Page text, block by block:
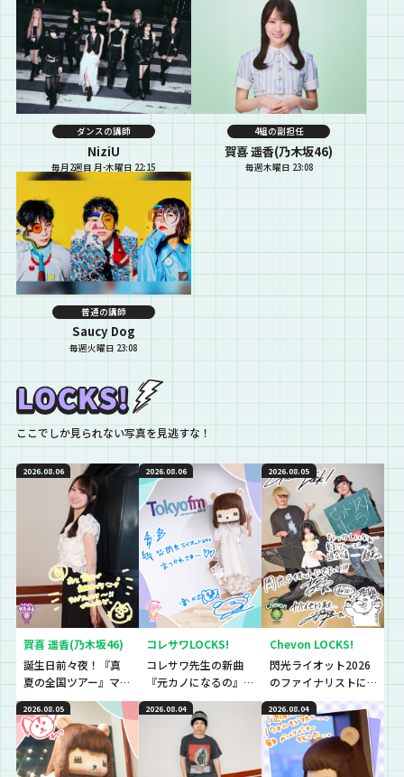
ダンスの講師
NiziU
毎月2週目 月-木曜日 22:15
4組の副担任
賀喜 遥香(乃木坂46)
毎週木曜日 23:08
普通の講師
Saucy Dog
毎週火曜日 23:08
ここでしか見られない写真を見逃すな！
2026.08.06
賀喜 遥香(乃木坂46)
誕生日前々夜！『真
夏の全国ツアー』マ
ストアイテムと
は！？
2026.08.06
コレサワLOCKS!
コレサワ先生の新曲
『元カノになるの』
初解禁！！！！！
2026.08.05
Chevon LOCKS!
閃光ライオット2026
のファイナリストに
思わず「なんであん
な上手いの？！」さ
らに今夜は『セット
リストNo.5』の授
業！
2026.08.05 2026.08.04 2026.08.04